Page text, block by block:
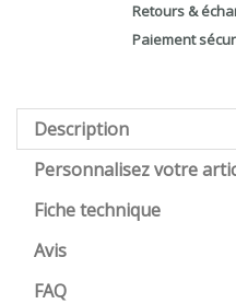
Retours &
Paiement
Description
Personnalisez votre
Fiche technique
Avis
FAQ